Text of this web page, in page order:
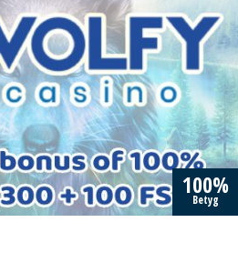
100%
Betyg